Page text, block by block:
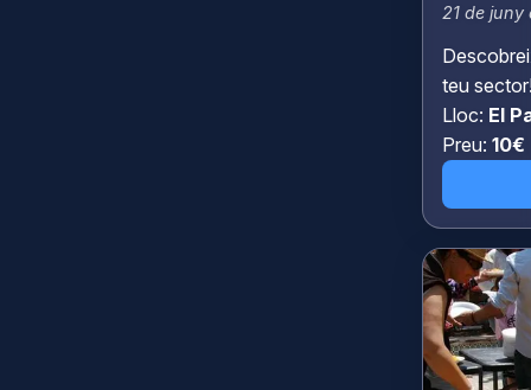
21 de juny
teu
Lloc: El
Preu: 10€